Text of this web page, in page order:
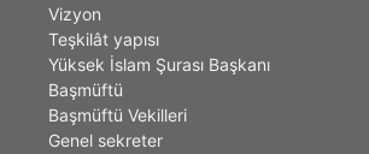
Vizyon
Teşkilât yapısı
Yüksek İslam Şurası Başkanı
Başmüftü
Başmüftü Vekilleri
Genel sekreter